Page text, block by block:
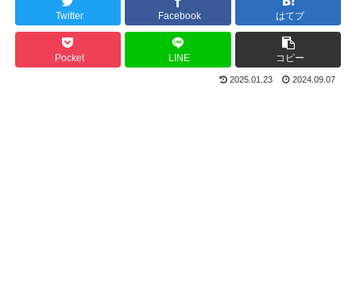
Twitter Facebook はてブ
Pocket LINE コピー
2025.01.23 2024.09.07